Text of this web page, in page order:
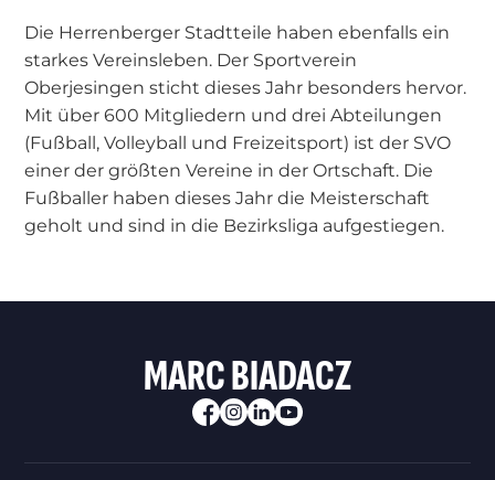
Die Herrenberger Stadtteile haben ebenfalls ein
starkes Vereinsleben. Der Sportverein
Oberjesingen sticht dieses Jahr besonders hervor.
Mit über 600 Mitgliedern und drei Abteilungen
(Fußball, Volleyball und Freizeitsport) ist der SVO
einer der größten Vereine in der Ortschaft. Die
Fußballer haben dieses Jahr die Meisterschaft
geholt und sind in die Bezirksliga aufgestiegen.
MARC BIADACZ